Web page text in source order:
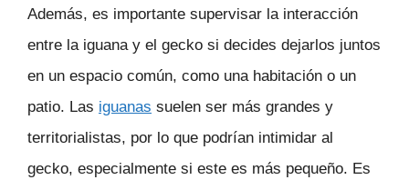
Además, es importante supervisar la interacción
entre la iguana y el gecko si decides dejarlos juntos
en un espacio común, como una habitación o un
patio. Las iguanas suelen ser más grandes y
territorialistas, por lo que podrían intimidar al
gecko, especialmente si este es más pequeño. Es